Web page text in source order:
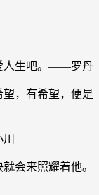
人生吧。――罗丹
，有希望，便是
会来照耀着他。